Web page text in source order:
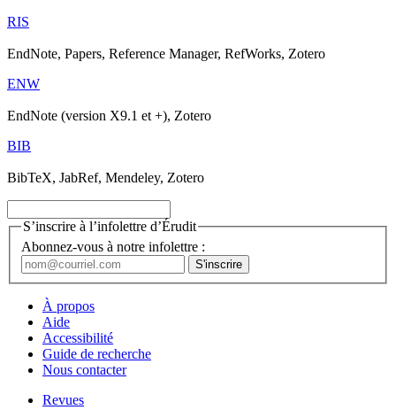
RIS
EndNote, Papers, Reference Manager, RefWorks, Zotero
ENW
EndNote (version X9.1 et +), Zotero
BIB
BibTeX, JabRef, Mendeley, Zotero
S’inscrire à l’infolettre d’Érudit
Abonnez-vous à notre infolettre :
À propos
Aide
Accessibilité
Guide de recherche
Nous contacter
Revues